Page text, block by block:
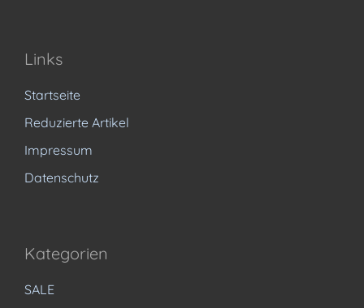
Links
Startseite
Reduzierte Artikel
Impressum
Datenschutz
Kategorien
SALE